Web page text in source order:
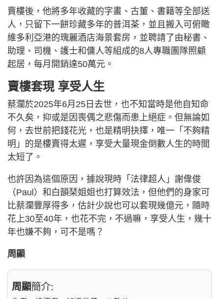
賣樓後，他將多年收藏的字畫、古董、書籍等全部送
人，只留下一餅珍藏多年的普洱茶，並且搬入可俯瞰
維多利亞港的瑰麗酒店海景套房，並聘請了由秘書、
助理、司機、護士和傭人等組成的8人專職團隊照顧
起居，每月開銷達50萬元。
賣樓套現 享受人生
蔡瀾於2025年6月25日去世，也不知當時是他自知命
不久矣，抑或是因喪偶之悲傷而患上絕症。但無論如
何，去世前把錢花光，也是精明抉擇，唯一「不夠精
明」的是樓賣得太遲，享受大量現金倒數人生的時間
太短了。
也許因為這個原因，據說現時「法律超人」謝偉俊
（Paul）和白韻琹姐姐也打算效法，但他們的身家可
比蔡瀾豐厚得多，估計少說也可以套現幾億元，隨時
花上30至40年，也花不完，不過嘛，享受人生，幾十
年也嫌不夠，可不是嗎？
周顯
周顯簡介: